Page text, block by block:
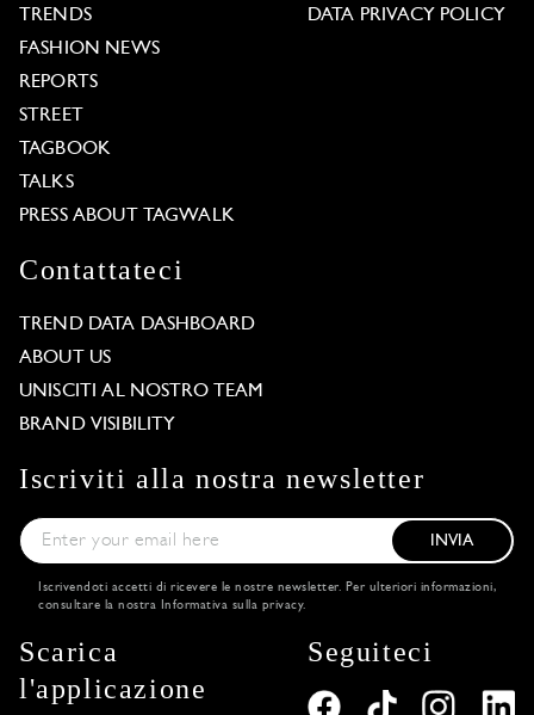
TRENDS
FASHION NEWS
REPORTS
STREET
TAGBOOK
TALKS
PRESS ABOUT TAGWALK
DATA PRIVACY POLICY
Contattateci
TREND DATA DASHBOARD
ABOUT US
UNISCITI AL NOSTRO TEAM
BRAND VISIBILITY
Iscriviti alla nostra newsletter
INVIA
Iscrivendoti accetti di ricevere le nostre newsletter. Per ulteriori informazioni,
consultare la nostra
Informativa sulla privacy.
Scarica
l'applicazione
Seguiteci